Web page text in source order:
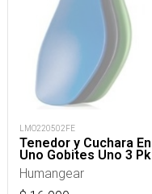
LMO220502FE
Tenedor y Cuchara En
Uno Gobites Uno 3 Pk
Humangear